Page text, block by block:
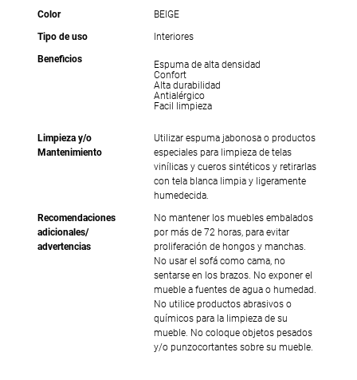
Color
BEIGE
Tipo de uso
Interiores
Beneficios
Espuma de alta densidad
Confort
Alta durabilidad
Antialérgico
Facil limpieza
Limpieza y/o
Mantenimiento
Utilizar espuma jabonosa o productos
especiales para limpieza de telas
vinílicas y cueros sintéticos y retirarlas
con tela blanca limpia y ligeramente
humedecida.
Recomendaciones
adicionales/
advertencias
No mantener los muebles embalados
por más de 72 horas, para evitar
proliferación de hongos y manchas.
No usar el sofá como cama, no
sentarse en los brazos. No exponer el
mueble a fuentes de agua o humedad.
No utilice productos abrasivos o
químicos para la limpieza de su
mueble. No coloque objetos pesados
y/o punzocortantes sobre su mueble.